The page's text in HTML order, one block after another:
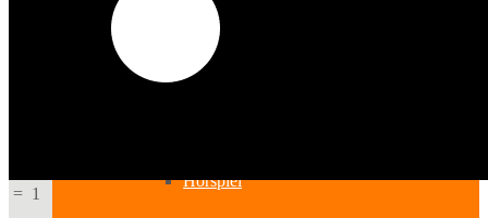
Literatur & Film
Hörspiel
= 1